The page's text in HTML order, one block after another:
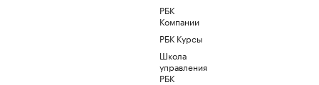
РБК
Компании
РБК Курсы
Школа
управления
РБК